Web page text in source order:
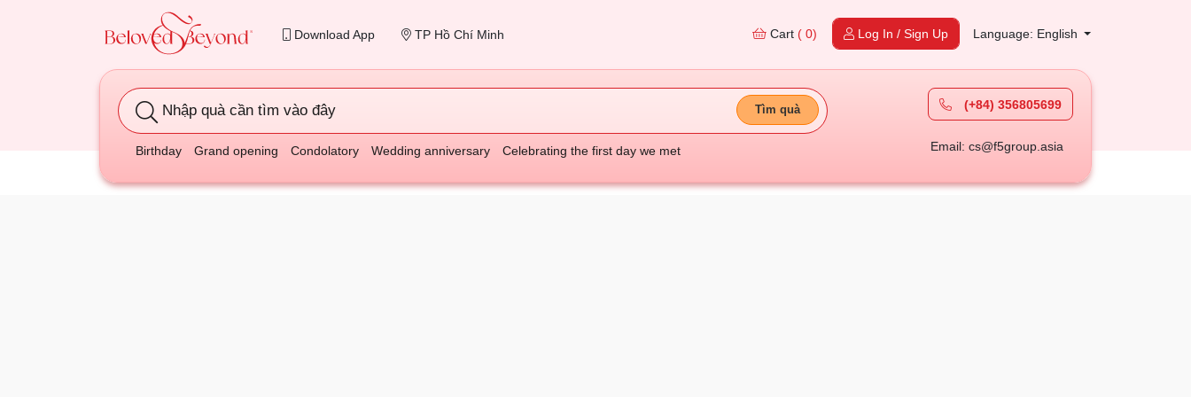
Download App TP Hồ Chí Minh Cart ( 0) Log In / Sign Up Language: English
Nhập quà cần tìm vào đây Tìm quà
Birthday Grand opening Condolatory Wedding anniversary Celebrating the first day we met
(+84) 356805699
Email: cs@f5group.asia